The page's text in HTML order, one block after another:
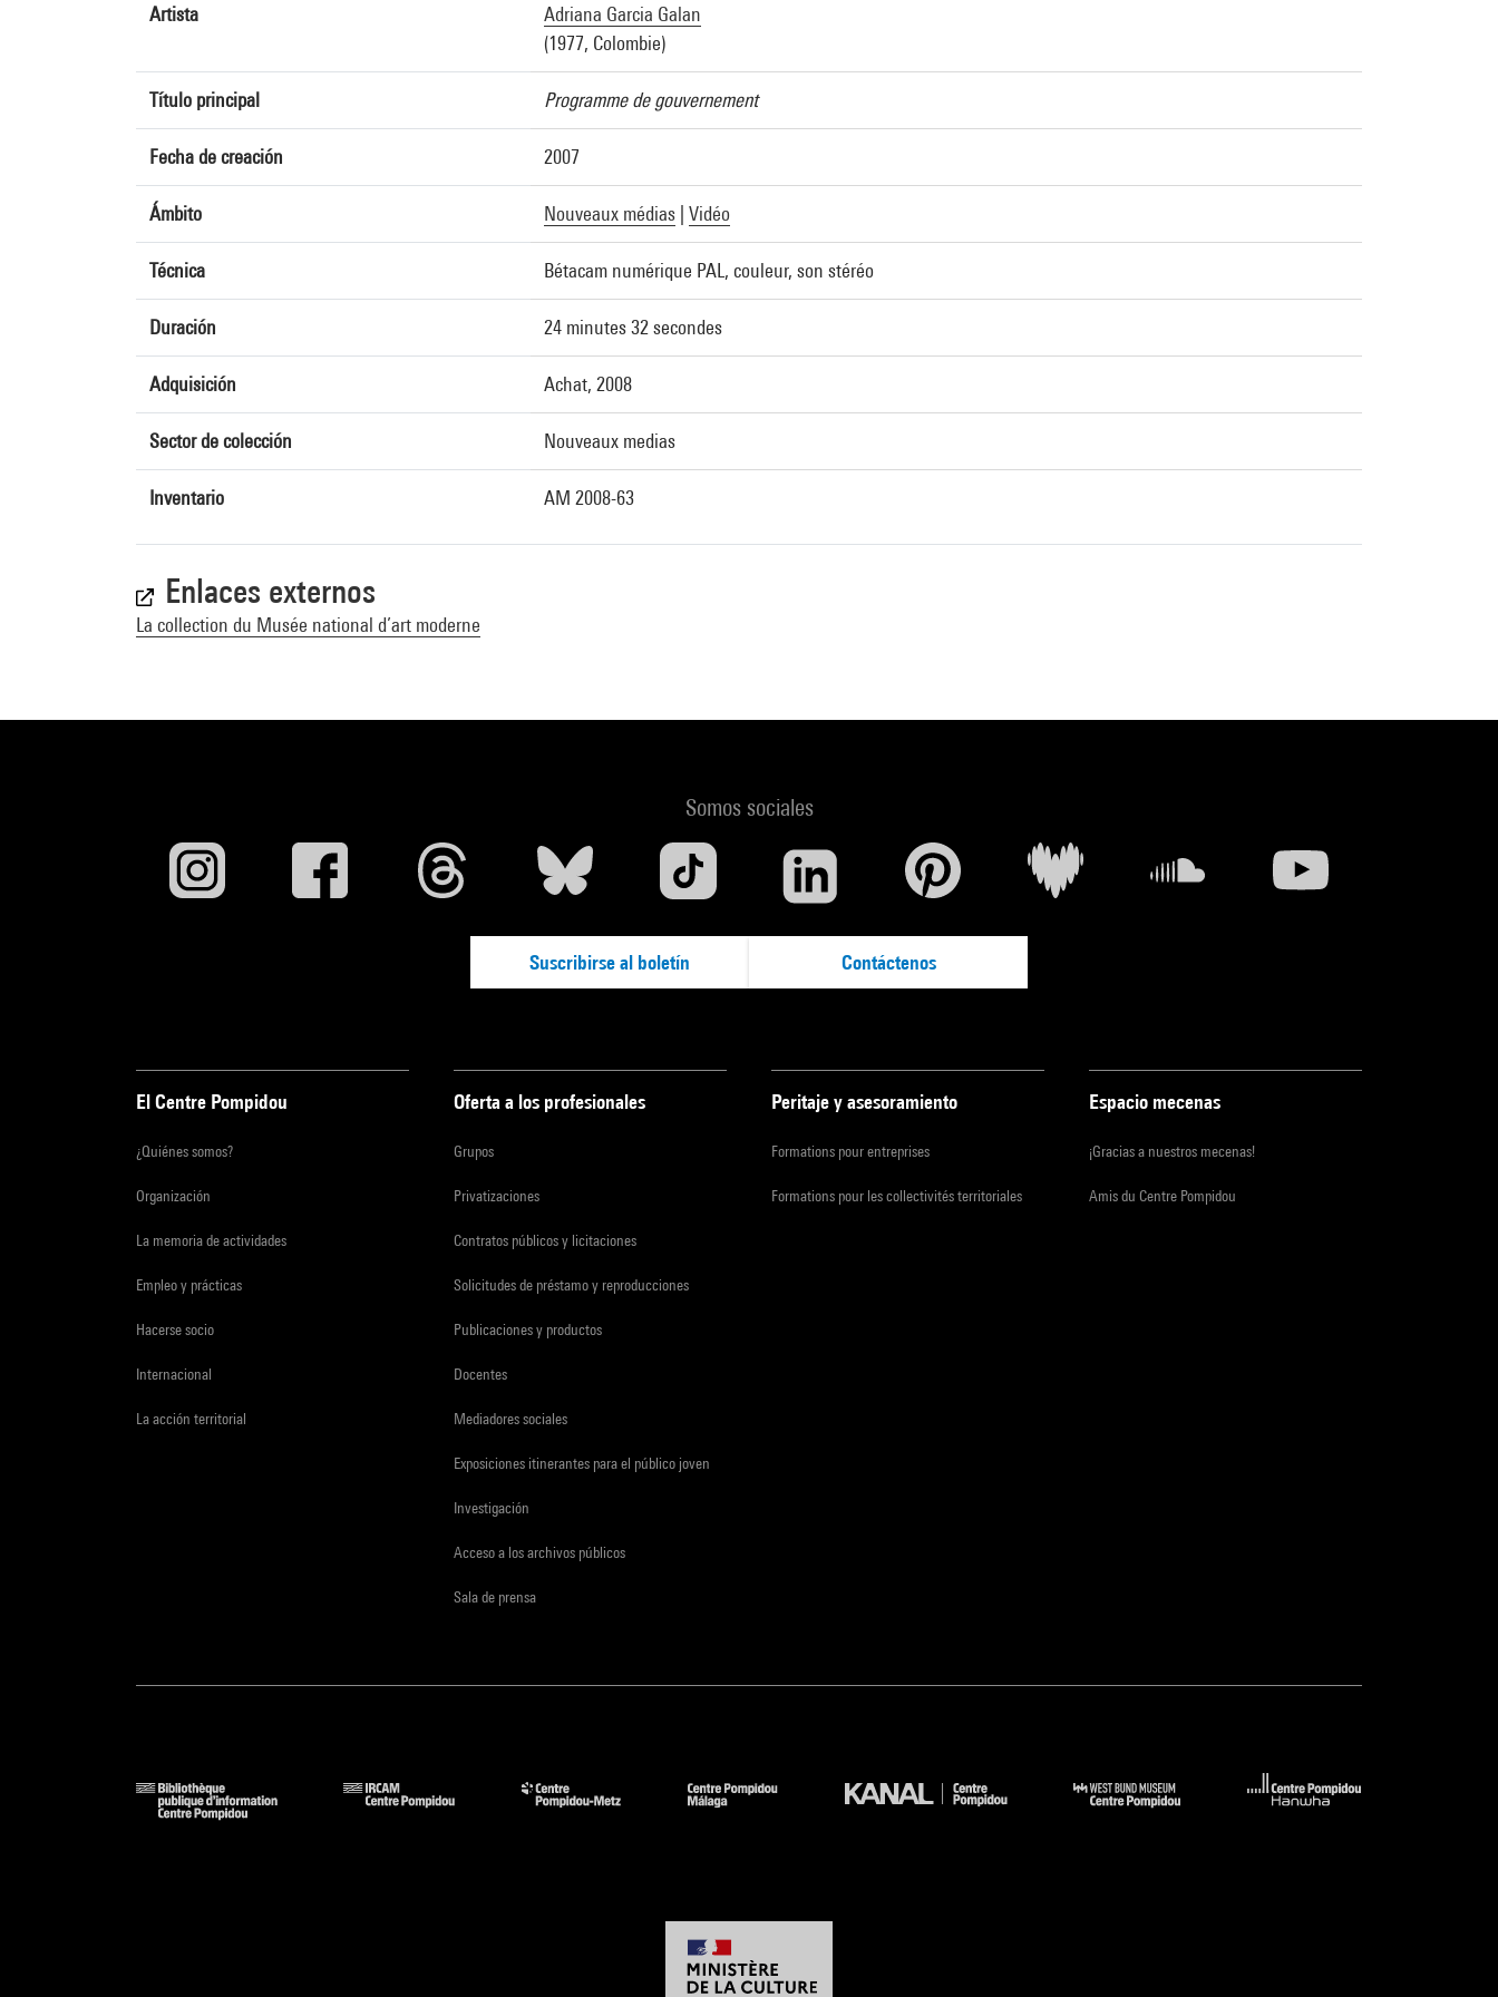
Artista
Adriana Garcia Galan
(1977, Colombie)
Título principal Programme de gouvernement
Fecha de creación 2007
Ámbito Nouveaux médias Vidéo
Técnica Bétacam numérique PAL, couleur, son stéréo
Duración 24 minutes 32 secondes
Adquisición Achat, 2008
Sector de colección Nouveaux medias
Inventario AM 2008-63
Enlaces externos
La collection du Musée national d’art moderne
Somos sociales
Suscribirse al boletín Contáctenos
El Centre Pompidou
¿Quiénes somos?
Organización
La memoria de actividades
Empleo y prácticas
Hacerse socio
Internacional
La acción territorial
Oferta a los profesionales
Grupos
Privatizaciones
Contratos públicos y licitaciones
Solicitudes de préstamo y reproducciones
Publicaciones y productos
Docentes
Mediadores sociales
Exposiciones itinerantes para el público joven
Investigación
Acceso a los archivos públicos
Sala de prensa
Peritaje y asesoramiento
Formations pour entreprises
Formations pour les collectivités territoriales
Espacio mecenas
¡Gracias a nuestros mecenas!
Amis du Centre Pompidou